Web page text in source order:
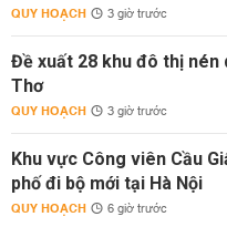
QUY HOẠCH 3 giờ trước
Đề xuất 28 khu đô thị nén
Thơ
QUY HOẠCH 3 giờ trước
Khu vực Công viên Cầu
phố đi bộ mới tại Hà Nội
QUY HOẠCH 6 giờ trước